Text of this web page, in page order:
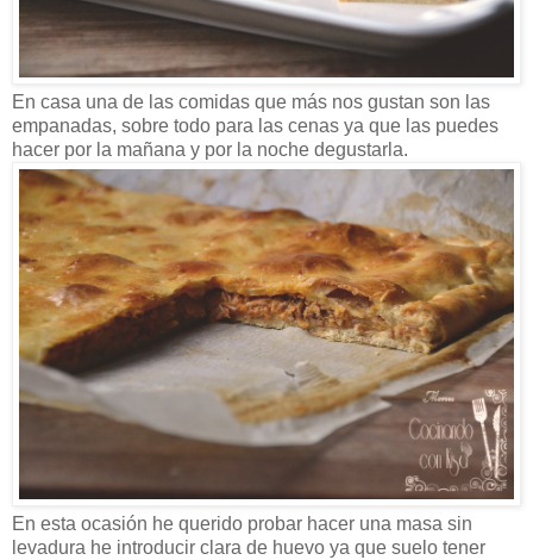
En casa una de las comidas que más nos gustan son las
empanadas, sobre todo para las cenas ya que las puedes
hacer por la mañana y por la noche degustarla.
En esta ocasión he querido probar hacer una masa sin
levadura he introducir clara de huevo ya que suelo tener